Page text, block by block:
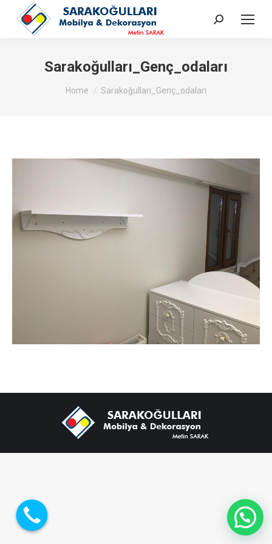
Search:
Sarakoğulları_Genç_odaları
You are here:
Home Sarakoğulları_Genç_odaları